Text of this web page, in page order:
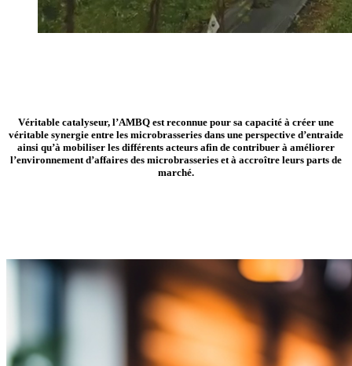
Véritable catalyseur, l’AMBQ est reconnue pour sa capacité à créer une
véritable synergie entre les microbrasseries dans une perspective d’entraide
ainsi qu’à mobiliser les différents acteurs afin de contribuer à améliorer
l’environnement d’affaires des microbrasseries et à accroître leurs parts de
marché.